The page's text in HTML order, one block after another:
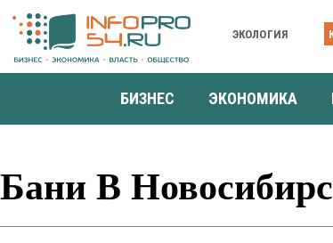
ЭКОЛОГИЯ
БИЗНЕС ЭКОНОМИКА
Бани В